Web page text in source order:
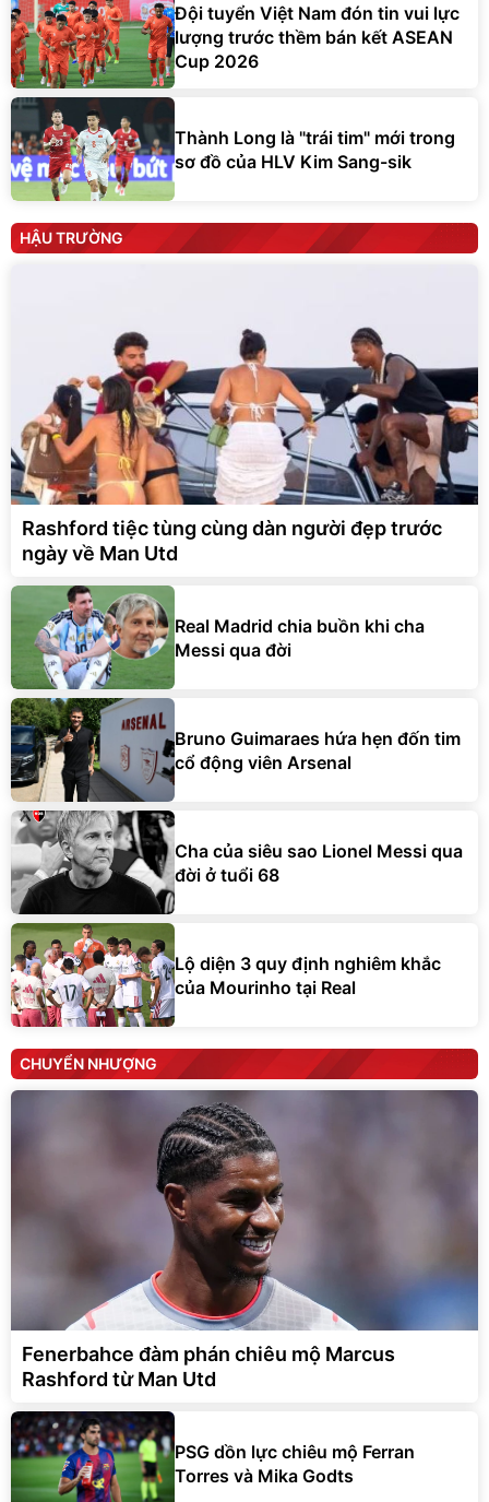
Đội tuyển Việt Nam đón tin vui lực
lượng trước thềm bán kết ASEAN
Cup 2026
Thành Long là "trái tim" mới trong
sơ đồ của HLV Kim Sang-sik
HẬU TRƯỜNG
Rashford tiệc tùng cùng dàn người đẹp trước
ngày về Man Utd
Real Madrid chia buồn khi cha
Messi qua đời
Bruno Guimaraes hứa hẹn đốn tim
cổ động viên Arsenal
Cha của siêu sao Lionel Messi qua
đời ở tuổi 68
Lộ diện 3 quy định nghiêm khắc
của Mourinho tại Real
CHUYỂN NHƯỢNG
Fenerbahce đàm phán chiêu mộ Marcus
Rashford từ Man Utd
PSG dồn lực chiêu mộ Ferran
Torres và Mika Godts